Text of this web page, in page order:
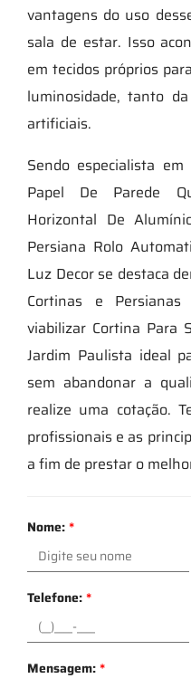
vantagens do uso
sala de estar. Isso
em tecidos próprios
luminosidade, tanto
artificiais.
Sendo especialista
Papel De Parede
Horizontal De
Persiana Rolo
Luz Decor se destaca
Cortinas e
viabilizar Cortina Para
Jardim Paulista ideal
sem abandonar a
realize uma cotação.
profissionais e as
a fim de prestar o
Nome:*
Telefone:*
Mensagem:*